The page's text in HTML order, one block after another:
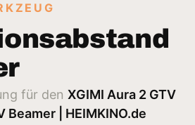
für den XGIMI Aura 2 GTV
Beamer | HEIMKINO.de